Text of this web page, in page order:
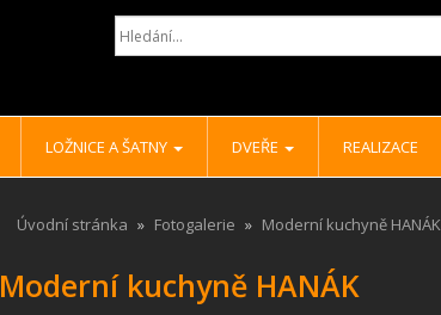
LOŽNICE A ŠATNY DVEŘE REALIZACE
Úvodní stránka Fotogalerie Moderní kuchyně HANÁK
Moderní kuchyně HANÁK